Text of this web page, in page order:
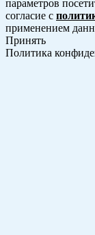
параметров
согласие с
применением
Принять
Политика